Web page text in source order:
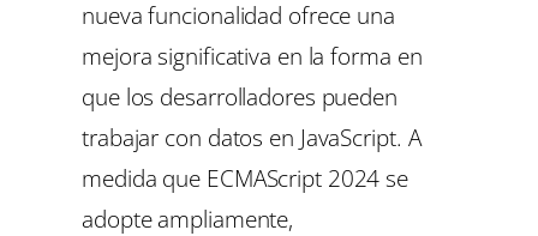
nueva funcionalidad ofrece una
mejora significativa en la forma en
que los desarrolladores pueden
trabajar con datos en JavaScript. A
medida que ECMAScript 2024 se
adopte ampliamente,